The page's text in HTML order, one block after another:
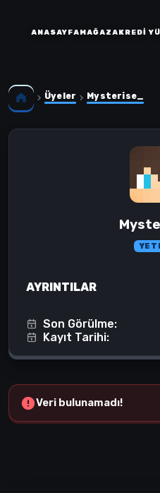
ANASAYFAMAĞAZAKREDI
Üyeler Mysterise_
AYRINTILAR
Son Görülme:
Kayıt Tarihi:
Veri bulunamadı!